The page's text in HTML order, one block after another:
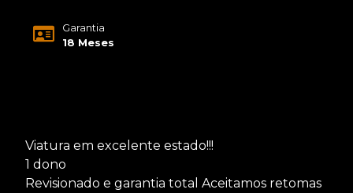
Garantia
18 Meses
Viatura em excelente estado!!!
1 dono
Revisionado e garantia total Aceitamos retomas